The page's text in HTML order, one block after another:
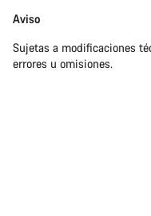
Aviso
Sujetas a modificaciones
errores u omisiones.